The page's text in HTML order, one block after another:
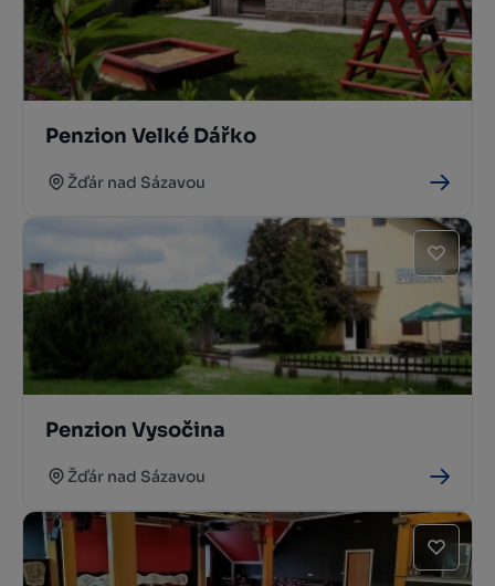
Penzion Velké Dářko
Žďár nad Sázavou
Penzion Vysočina
Žďár nad Sázavou